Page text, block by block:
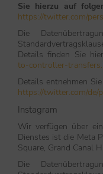
Sie hierzu auf
https://twitter.com/
Die
Details finden Sie
to-controller-
Details entnehmen
https://twitter.com/de/
Instagram
Wir verfügen über
Dienstes ist die Meta
Square, Grand Canal
Die